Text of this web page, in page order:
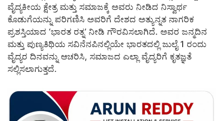
ವೈದ್ಯಕೀಯ ಕ್ಷೇತ್ರ ಮತ್ತು ಸಮಾಜಕ್ಕೆ ಅವರು ನೀಡಿದ ನಿಸ್ವಾರ್ಥ
ಕೊಡುಗೆಯನ್ನು ಪರಿಗಣಿಸಿ ಅವರಿಗೆ ದೇಶದ ಅತ್ಯುನ್ನತ ನಾಗರಿಕ
ಪ್ರಶಸ್ತಿಯಾದ ‘ಭಾರತ ರತ್ನ’ ನೀಡಿ ಗೌರವಿಸಲಾಗಿದೆ. ಅವರ ಜನ್ಮದಿನ
ಮತ್ತು ಪುಣ್ಯತಿಥಿಯ ಸವಿನೆನಪಿನಲ್ಲಿಯೇ ಭಾರತದಲ್ಲಿ ಜುಲೈ 1 ರಂದು
ವೈದ್ಯರ ದಿನವನ್ನು ಆಚರಿಸಿ, ಸಮಾಜದ ಎಲ್ಲಾ ವೈದ್ಯರಿಗೆ ಕೃತಜ್ಞತೆ
ಸಲ್ಲಿಸಲಾಗುತ್ತದೆ.